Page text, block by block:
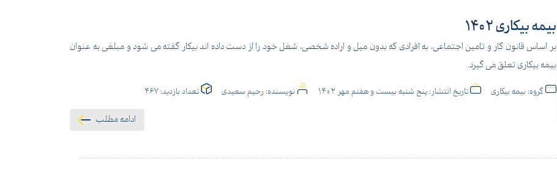
بیمه بیکاری 1402
بر اساس قانون کار و تامین اجتماعی، به افرادی که بدون میل و اراده شخصی، شغل خود را از دست داده اند بیکار گفته می شود و مبلغی به عنوان
بیمه بیکاری تعلق می گیرد.
گروه: بیمه بیکاری تاریخ انتشار: پنج شنبه بیست و هفنم مهر 1402 نویسنده: رحیم سعیدی تعداد بازدید:
ادامه مطلب